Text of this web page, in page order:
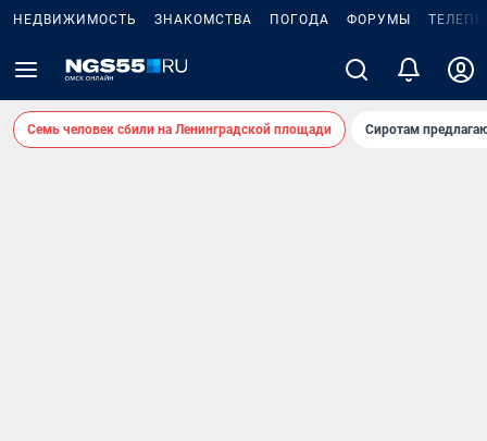
НЕДВИЖИМОСТЬ ЗНАКОМСТВА ПОГОДА ФОРУМЫ
Семь человек сбили на Ленинградской площади Сиротам